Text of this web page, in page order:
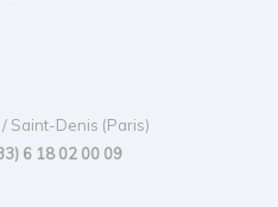
Saint-Denis (Paris)
6 18 02 00 09